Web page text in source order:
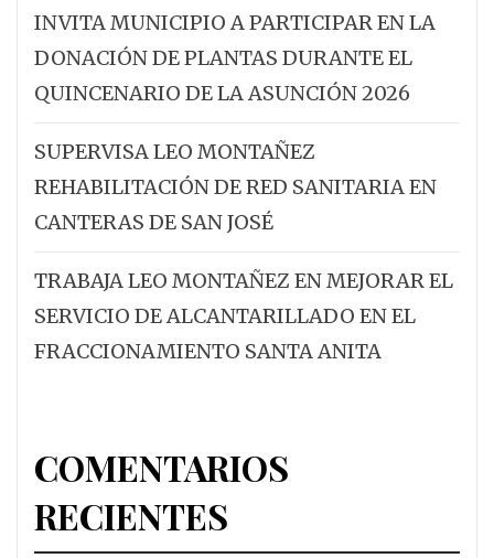
INVITA MUNICIPIO A PARTICIPAR EN LA
DONACIÓN DE PLANTAS DURANTE EL
QUINCENARIO DE LA ASUNCIÓN 2026
SUPERVISA LEO MONTAÑEZ
REHABILITACIÓN DE RED SANITARIA EN
CANTERAS DE SAN JOSÉ
TRABAJA LEO MONTAÑEZ EN MEJORAR EL
SERVICIO DE ALCANTARILLADO EN EL
FRACCIONAMIENTO SANTA ANITA
COMENTARIOS
RECIENTES